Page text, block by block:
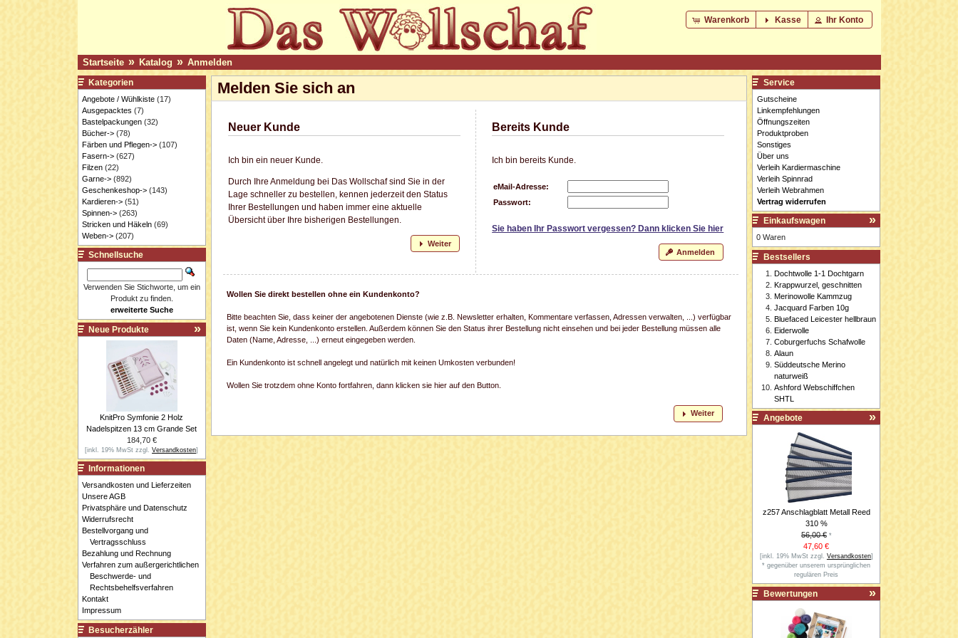
Warenkorb Kasse Ihr Konto
Startseite » Katalog » Anmelden
Melden Sie sich an
Neuer Kunde
Ich bin ein neuer Kunde.
Durch Ihre Anmeldung bei Das Wollschaf sind Sie in der
Lage schneller zu bestellen, kennen jederzeit den Status
Ihrer Bestellungen und haben immer eine aktuelle
Übersicht über Ihre bisherigen Bestellungen.
Weiter
Bereits Kunde
Ich bin bereits Kunde.
eMail-Adresse:
Passwort:
Sie haben Ihr Passwort vergessen? Dann klicken Sie hier
Anmelden
Wollen Sie direkt bestellen ohne ein Kundenkonto?
Bitte beachten Sie, dass keiner der angebotenen Dienste (wie z.B. Newsletter erhalten, Kommentare verfassen, Adressen verwalten, ...) verfügbar
ist, wenn Sie kein Kundenkonto erstellen. Außerdem können Sie den Status ihrer Bestellung nicht einsehen und bei jeder Bestellung müssen alle
Daten (Name, Adresse, ...) erneut eingegeben werden.
Ein Kundenkonto ist schnell angelegt und natürlich mit keinen Umkosten verbunden!
Wollen Sie trotzdem ohne Konto fortfahren, dann klicken sie hier auf den Button.
Weiter
Kategorien
Angebote / Wühlkiste(17)
Ausgepacktes (7)
Bastelpackungen(32)
Bücher->(78)
Färben und Pflegen->(107)
Fasern->(627)
Filzen(22)
Garne->(892)
Geschenkeshop->(143)
Kardieren->(51)
Spinnen->(263)
Stricken und Häkeln(69)
Weben->(207)
Schnellsuche
Verwenden Sie Stichworte, um ein
Produkt zu finden.
erweiterte Suche
Neue Produkte
KnitPro Symfonie 2 Holz
Nadelspitzen 13 cm Grande Set
184,70 €
[inkl. 19% MwSt zzgl.Versandkosten]
Informationen
Versandkosten und Lieferzeiten
Unsere AGB
Privatsphäre und Datenschutz
Widerrufsrecht
Bestellvorgang und
Vertragsschluss
Bezahlung und Rechnung
Verfahren zum außergerichtlichen
Beschwerde- und
Rechtsbehelfsverfahren
Kontakt
Impressum
Besucherzähler
Service
Gutscheine
Linkempfehlungen
Öffnungszeiten
Produktproben
Sonstiges
Über uns
Verleih Kardiermaschine
Verleih Spinnrad
Verleih Webrahmen
Vertrag widerrufen
Einkaufswagen
0 Waren
Bestsellers
Dochtwolle 1-1 Dochtgarn
Krappwurzel, geschnitten
Merinowolle Kammzug
Jacquard Farben 10g
Bluefaced Leicester hellbraun
Eiderwolle
Coburgerfuchs Schafwolle
Alaun
Süddeutsche Merino
naturweiß
Ashford Webschiffchen
SHTL
Angebote
z257 Anschlagblatt Metall Reed
310 %
56,00 €*
47,60 €
[inkl. 19% MwSt zzgl. Versandkosten]
* gegenüber unserem ursprünglichen
regulären Preis
Bewertungen